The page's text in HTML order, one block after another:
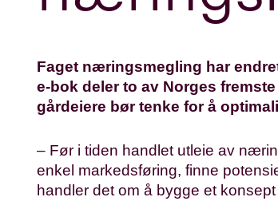
Faget næringsmegling har
e-bok deler to av Norges
gårdeiere bør tenke for å
– Før i tiden handlet utleie av
enkel markedsføring, finne
handler det om å bygge et